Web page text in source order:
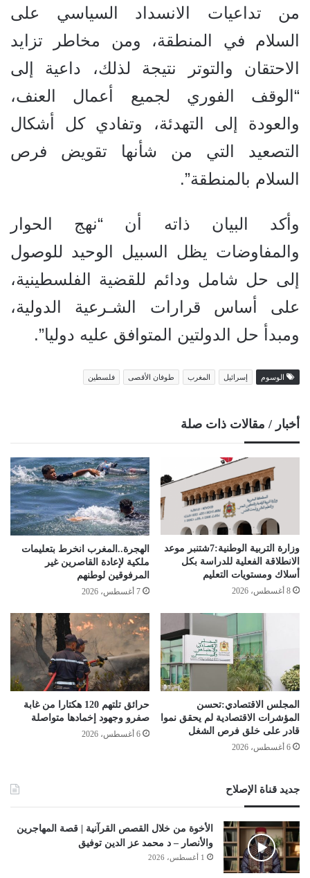
من تداعيات الانسداد السياسي على
السلام في المنطقة، ومن مخاطر تزايد
الاحتقان والتوتر نتيجة لذلك، داعية إلى
“الوقف الفوري لجميع أعمال العنف،
والعودة إلى التهدئة، وتفادي كل أشكال
التصعيد التي من شأنها تقويض فرص
السلام بالمنطقة”.
وأكد البيان ذاته أن “نهج الحوار
والمفاوضات يظل السبيل الوحيد للوصول
إلى حل شامل ودائم للقضية الفلسطينية،
على أساس قرارات الشـرعية الدولية،
ومبدأ حل الدولتين المتوافق عليه دوليا”.
الوسوم إسرائيل المغرب طوفان الأقصى فلسطين
أخبار / مقالات ذات صلة
وزارة التربية الوطنية:7شتنبر موعد
الانطلاقة الفعلیة للدراسة بكل
أسلاك ومستویات التعلیم
8 أغسطس، 2026
الهجرة..المغرب انخرط بتعليمات
ملكية لإعادة القاصرين غير
المرفوقين لوطنهم
7 أغسطس، 2026
المجلس الاقتصادي:تحسن
المؤشرات الاقتصادية لم يحقق نموا
قادر على خلق فرص الشغل
6 أغسطس، 2026
حرائق تلتهم 120 هكتارا من غابة
صفرو وجهود إخمادها متواصلة
6 أغسطس، 2026
جديد قناة الإصلاح
الأخوة من خلال القصص القرآنية | قصة المهاجرين
والأنصار – د محمد عز الدين توفيق
1 أغسطس، 2026